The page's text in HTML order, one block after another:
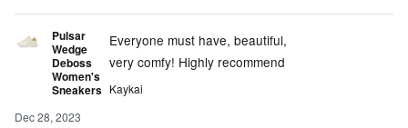
Pulsar
Wedge
Deboss
Women's
Sneakers
Dec 28, 2023
Everyone must have, beautiful,
very comfy! Highly recommend
Kaykai